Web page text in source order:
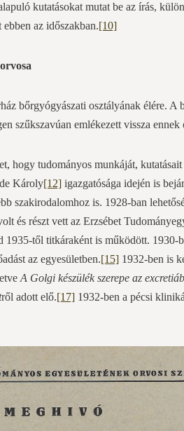
kutatásokat mutat be az írás,
az időszakban.[10]
bőrgyógyászati osztályának élére. A
szűkszavúan emlékezett vissza ennek
hogy tudományos munkáját,
Károly[12] igazgatósága idején is
szakirodalomhoz is. 1928-ban
és részt vett az Erzsébet
1935-től titkáraként is működött.
az egyesületben.[15] 1932-ben is
A Golgi készülék szerepe az
ről adott elő.[17] 1932-ben a pécsi